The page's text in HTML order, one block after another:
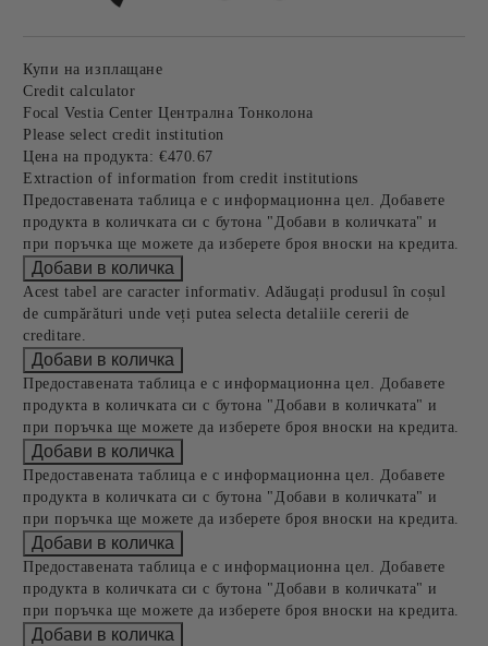
Купи на изплащане
Credit calculator
Focal Vestia Center Централна Тонколона
Please select credit institution
Цена на продукта: €470.67
Extraction of information from credit institutions
Предоставената таблица е с информационна цел. Добавете
продукта в количката си с бутона "Добави в количката" и
при поръчка ще можете да изберете броя вноски на кредита.
Acest tabel are caracter informativ. Adăugați produsul în coșul
de cumpărături unde veți putea selecta detaliile cererii de
creditare.
Предоставената таблица е с информационна цел. Добавете
продукта в количката си с бутона "Добави в количката" и
при поръчка ще можете да изберете броя вноски на кредита.
Предоставената таблица е с информационна цел. Добавете
продукта в количката си с бутона "Добави в количката" и
при поръчка ще можете да изберете броя вноски на кредита.
Предоставената таблица е с информационна цел. Добавете
продукта в количката си с бутона "Добави в количката" и
при поръчка ще можете да изберете броя вноски на кредита.